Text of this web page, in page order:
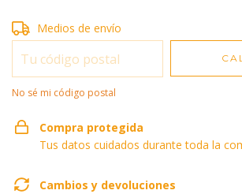
Entregas para el CP:
Medios de envío
No sé mi código postal
Compra protegida
Tus datos cuidados durante toda la
Cambios y devoluciones